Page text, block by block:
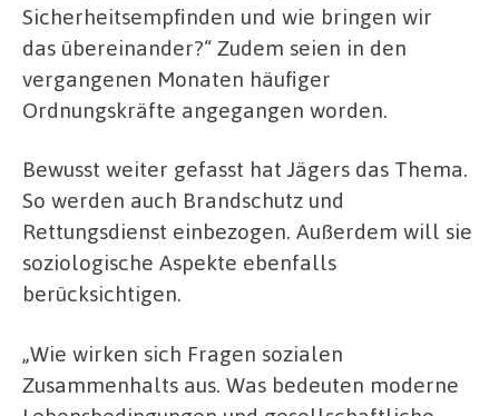
Sicherheitsempfinden und wie bringen wir
das übereinander?“ Zudem seien in den
vergangenen Monaten häufiger
Ordnungskräfte angegangen worden.
Bewusst weiter gefasst hat Jägers das Thema.
So werden auch Brandschutz und
Rettungsdienst einbezogen. Außerdem will sie
soziologische Aspekte ebenfalls
berücksichtigen.
„Wie wirken sich Fragen sozialen
Zusammenhalts aus. Was bedeuten moderne